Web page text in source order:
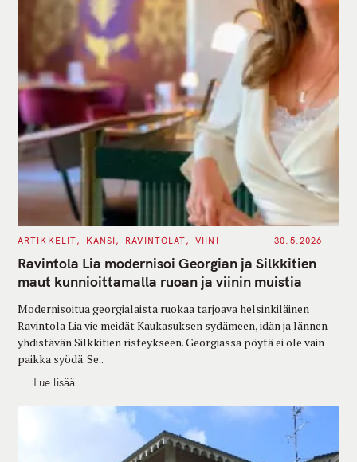
C
T
E
G
O
I
E
S
ARTIKKELIT KANSI RAVINTOLAT VIINI 30.5.2026
Ravintola Lia modernisoi Georgian ja Silkkitien
maut kunnioittamalla ruoan ja viinin muistia
Modernisoitua georgialaista ruokaa tarjoava helsinkiläinen
Ravintola Lia vie meidät Kaukasuksen sydämeen, idän ja lännen
yhdistävän Silkkitien risteykseen. Georgiassa pöytä ei ole vain
paikka syödä. Se..
Lue lisää